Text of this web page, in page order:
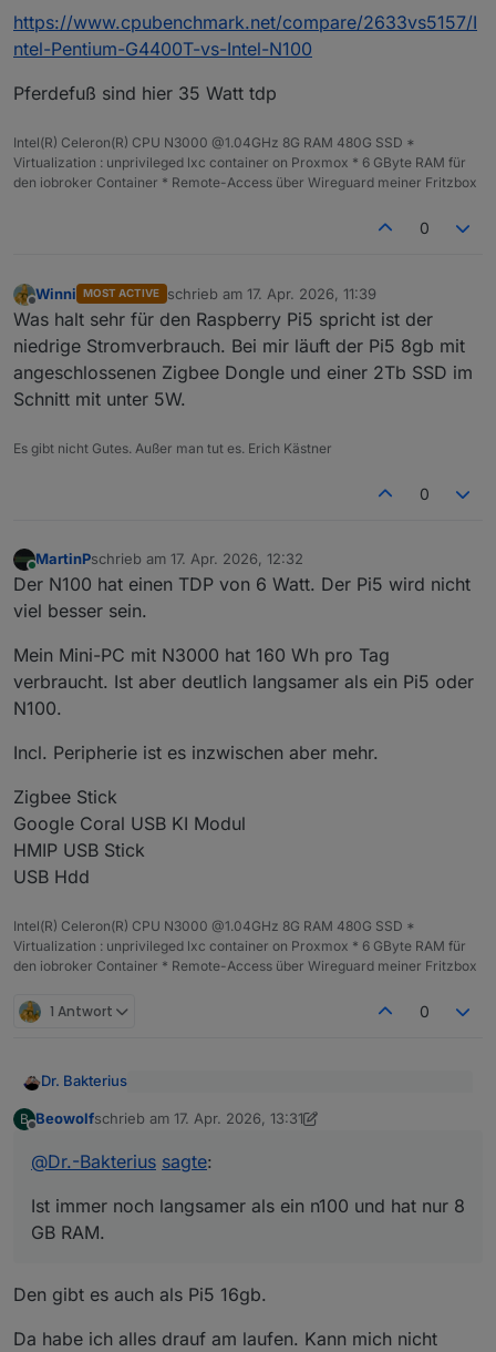
https://www.cpubenchmark.net/compare/2633vs5157/I
ntel-Pentium-G4400T-vs-Intel-N100
Pferdefuß sind hier 35 Watt tdp
Intel(R) Celeron(R) CPU N3000 @1.04GHz 8G RAM 480G SSD *
Virtualization : unprivileged lxc container on Proxmox * 6 GByte RAM für
den iobroker Container * Remote-Access über Wireguard meiner Fritzbox
0
Offline
Winni MOST ACTIVE schrieb am 17. Apr. 2026, 11:39
zuletzt editiert von
Was halt sehr für den Raspberry Pi5 spricht ist der
niedrige Stromverbrauch. Bei mir läuft der Pi5 8gb mit
angeschlossenen Zigbee Dongle und einer 2Tb SSD im
Schnitt mit unter 5W.
Es gibt nicht Gutes. Außer man tut es. Erich Kästner
0
Online
MartinPschrieb am 17. Apr. 2026, 12:32
zuletzt editiert von
Der N100 hat einen TDP von 6 Watt. Der Pi5 wird nicht
viel besser sein.
Mein Mini-PC mit N3000 hat 160 Wh pro Tag
verbraucht. Ist aber deutlich langsamer als ein Pi5 oder
N100.
Incl. Peripherie ist es inzwischen aber mehr.
Zigbee Stick
Google Coral USB KI Modul
HMIP USB Stick
USB Hdd
Intel(R) Celeron(R) CPU N3000 @1.04GHz 8G RAM 480G SSD *
Virtualization : unprivileged lxc container on Proxmox * 6 GByte RAM für
den iobroker Container * Remote-Access über Wireguard meiner Fritzbox
1 Antwort 0
Dr. Bakterius
langsamer als ein n100 und hat nur 8 GB RAM.
Laufwerk und ein Gehäuse. Ein Mini-PC mit
einem n100 ist da flexibler, er läuft mit bis zu 32
man in der Regel nicht hört).
SSD-Wahnsinn schon deutlich höher als vor
einem Jahr. Aber ich finde, immer noch die
nötige Zubehör berücksichtigt.
B Beowolfschrieb am 17. Apr. 2026, 13:31
zuletzt editiert von Beowolf
@Dr.-Bakterius sagte:
Ist immer noch langsamer als ein n100 und hat nur 8
GB RAM.
Den gibt es auch als Pi5 16gb.
Da habe ich alles drauf am laufen. Kann mich nicht